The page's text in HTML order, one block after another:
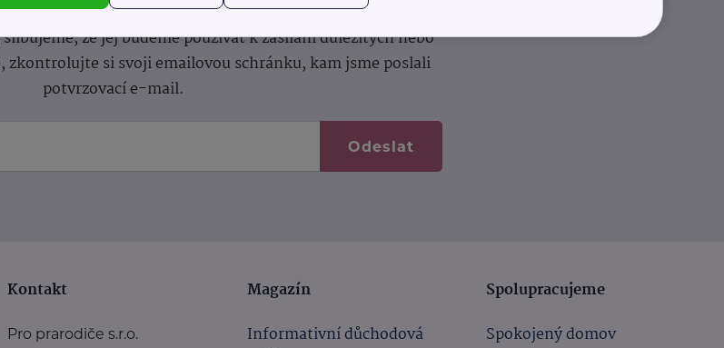
buďte v obraze bez ohledu na počet svíček na vašem dortu.
že jej budeme používat k zasílání důležitých nebo
zkontrolujte si svoji emailovou schránku, kam jsme poslali
potvrzovací e-mail.
Odeslat
Kontakt
Pro prarodiče s.r.o.
Magazín
Informativní důchodová
Spolupracujeme
Spokojený domov